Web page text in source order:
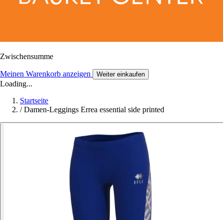
Zwischensumme
Meinen Warenkorb anzeigen Weiter einkaufen
Loading...
Startseite
/ Damen-Leggings Errea essential side printed